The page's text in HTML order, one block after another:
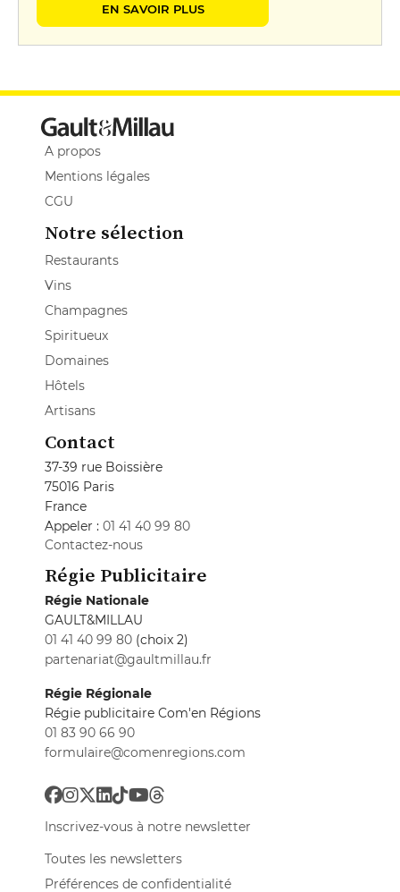
EN SAVOIR PLUS
A propos
Mentions légales
CGU
Notre sélection
Restaurants
Vins
Champagnes
Spiritueux
Domaines
Hôtels
Artisans
Contact
37-39 rue Boissière
75016 Paris
France
Appeler : 01 41 40 99 80
Contactez-nous
Régie Publicitaire
Régie Nationale
GAULT&MILLAU
01 41 40 99 80 (choix 2)
partenariat@gaultmillau.fr
Régie Régionale
Régie publicitaire Com'en Régions
01 83 90 66 90
formulaire@comenregions.com
Inscrivez-vous à notre newsletter
Toutes les newsletters
Préférences de confidentialité